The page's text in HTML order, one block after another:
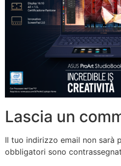
Lascia un
Il tuo indirizzo email non sarà
obbligatori sono